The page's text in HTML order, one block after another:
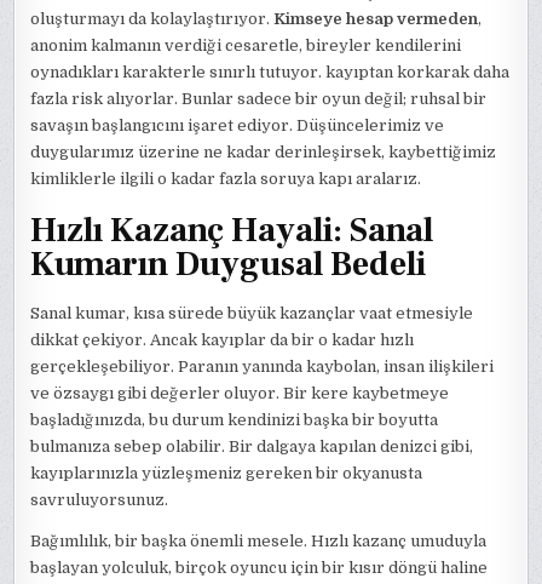
oluşturmayı da kolaylaştırıyor.Kimseye hesap vermeden,
anonim kalmanın verdiği cesaretle, bireyler kendilerini
oynadıkları karakterle sınırlı tutuyor. kayıptan korkarak daha
fazla risk alıyorlar. Bunlar sadece bir oyun değil; ruhsal bir
savaşın başlangıcını işaret ediyor. Düşüncelerimiz ve
duygularımız üzerine ne kadar derinleşirsek, kaybettiğimiz
kimliklerle ilgili o kadar fazla soruya kapı aralarız.
Hızlı Kazanç Hayali: Sanal
Kumarın Duygusal Bedeli
Sanal kumar, kısa sürede büyük kazançlar vaat etmesiyle
dikkat çekiyor. Ancak kayıplar da bir o kadar hızlı
gerçekleşebiliyor. Paranın yanında kaybolan, insan ilişkileri
ve özsaygı gibi değerler oluyor. Bir kere kaybetmeye
başladığınızda, bu durum kendinizi başka bir boyutta
bulmanıza sebep olabilir. Bir dalgaya kapılan denizci gibi,
kayıplarınızla yüzleşmeniz gereken bir okyanusta
savruluyorsunuz.
Bağımlılık, bir başka önemli mesele. Hızlı kazanç umuduyla
başlayan yolculuk, birçok oyuncu için bir kısır döngü haline